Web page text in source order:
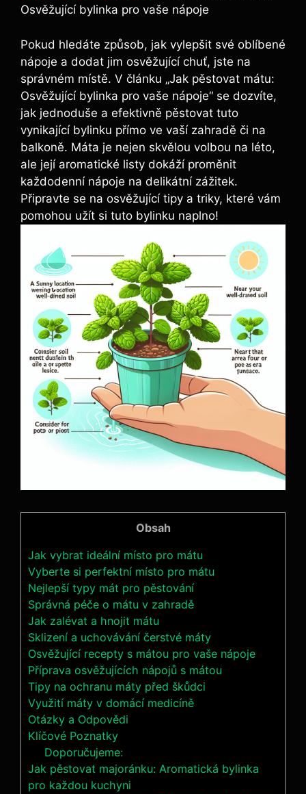
Osvěžující bylinka pro vaše nápoje
Pokud hledáte způsob, jak vylepšit své oblíbené
nápoje a dodat jim osvěžující chuť, jste na
správném místě. V článku „Jak pěstovat mátu:
Osvěžující bylinka pro vaše nápoje“ se dozvíte,
jak jednoduše a efektivně pěstovat tuto
vynikající bylinku přímo ve vaší zahradě či na
balkoně. Máta je nejen skvělou volbou na léto,
ale její aromatické listy dokáží proměnit
každodenní nápoje na delikátní zážitek.
Připravte se na osvěžující tipy a triky, které vám
pomohou užít si tuto bylinku naplno!
Obsah
Jak vybrat ideální místo pro mátu
Vyberte si perfektní místo pro mátu
Nejlepší typy mát pro pěstování
Správná péče o mátu v zahradě
Jak zalévat a hnojit mátu
Sklizení a uchovávání čerstvé máty
Osvěžující recepty s mátou pro vaše nápoje
Příprava osvěžujících nápojů s mátou
Tipy na ochranu máty před škůdci
Využití máty v domácí medicíně
Otázky a Odpovědi
Klíčové Poznatky
Doporučujeme:
Jak pěstovat majoránku: Aromatická bylinka
pro každou kuchyni